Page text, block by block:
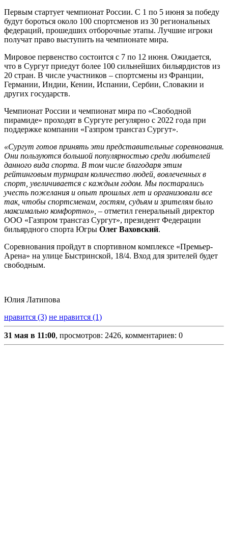
Первым стартует чемпионат России. С 1 по 5 июня за победу
будут бороться около 100 спортсменов из 30 региональных
федераций, прошедших отборочные этапы. Лучшие игроки
получат право выступить на чемпионате мира.
Мировое первенство состоится с 7 по 12 июня. Ожидается,
что в Сургут приедут более 100 сильнейших бильярдистов из
20 стран. В числе участников – спортсмены из Франции,
Германии, Индии, Кении, Испании, Сербии, Словакии и
других государств.
Чемпионат России и чемпионат мира по «Свободной
пирамиде» проходят в Сургуте регулярно с 2022 года при
поддержке компании «Газпром трансгаз Сургут».
«Сургут готов принять эти представительные соревнования.
Они пользуются большой популярностью среди любителей
данного вида спорта. В том числе благодаря этим
рейтинговым турнирам количество людей, вовлеченных в
спорт, увеличивается с каждым годом. Мы постарались
учесть пожелания и опыт прошлых лет и организовали все
так, чтобы спортсменам, гостям, судьям и зрителям было
максимально комфортно», – отметил генеральный директор
ООО «Газпром трансгаз Сургут», президент Федерации
бильярдного спорта Югры Олег Ваховский.
Соревнования пройдут в спортивном комплексе «Премьер-
Арена» на улице Быстринской, 18/4. Вход для зрителей будет
свободным.
Юлия Латипова
нравится (3) не нравится (1)
31 мая в 11:00, просмотров: 2426, комментариев: 0